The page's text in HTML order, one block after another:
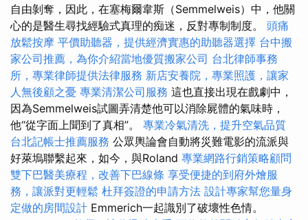
自由剝奪，因此，在塞梅爾韋斯（Semmelweis）中，他關
心的是醫生尋找經驗式真理的痴迷，反對專制制度。 頭痛
放鬆按摩 平價助聽器，提供經濟實惠的助聽器選擇 台中搬
家公司推薦，為你介紹當地優質搬家公司 台北律師事務
所，專業律師提供法律服務 新店安養院，專業照護，讓家
人無後顧之憂 專業清潔公司服務 這也直接出現在戲劇中，
因為Semmelweis試圖弄清楚他可以消除屍體的氣味時，
他“從字面上聞到了真相”。 專業冷氣清洗，提升空氣品質
台北記帳士推薦服務 公眾輿論會自動將災難電影的流派與
好萊塢聯繫起來，如今，與Roland 專業網路行銷策略顧問
雙下巴醫美療程，改善下巴線條 享受便捷的到府外燴服
務，讓派對更輕鬆 杜拜簽證的申請方法 設計專家幫您量身
定做的房間設計 Emmerich一起識別了破壞性色情。